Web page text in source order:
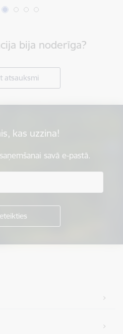
bija noderīga?
atsauksmi
kas uzzina!
savā e-pastā.